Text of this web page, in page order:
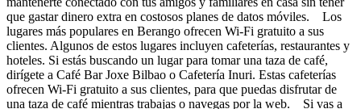
que gastar dinero extra en costosos planes de datos móviles. Los
lugares más populares en Berango ofrecen Wi-Fi gratuito a sus
clientes. Algunos de estos lugares incluyen cafeterías, restaurantes y
hoteles. Si estás buscando un lugar para tomar una taza de café,
dirígete a Café Bar Joxe Bilbao o Cafetería Inuri. Estas cafeterías
ofrecen Wi-Fi gratuito a sus clientes, para que puedas disfrutar de
una taza de café mientras trabajas o navegas por la web. Si vas a